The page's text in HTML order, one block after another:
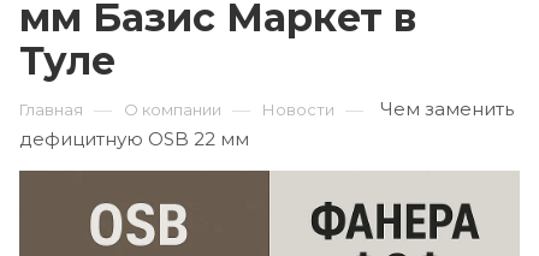
мм Базис Маркет в
Туле
Главная — О компании — Новости —
Чем заменить
дефицитную OSB 22 мм